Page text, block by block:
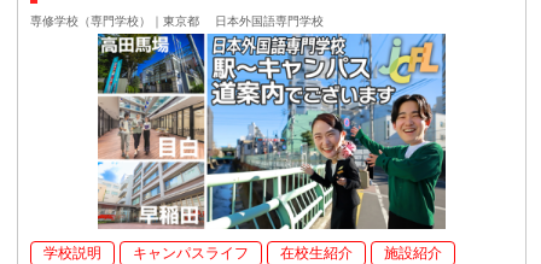
専修学校（専門学校）｜東京都 日本外国語専門学校
学校説明 キャンパスライフ 在校生紹介
施設紹介